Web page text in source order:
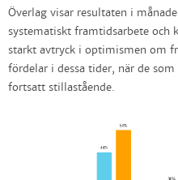
Överlag visar resultaten i
systematiskt framtidsarbete och
starkt avtryck i optimismen om
fördelar i dessa tider, när de
fortsatt stillastående.